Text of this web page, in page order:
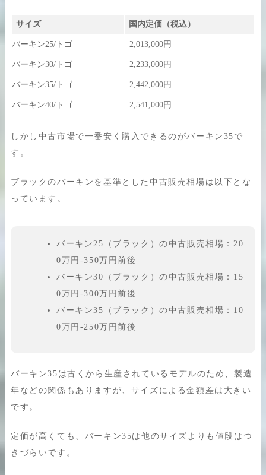
サイズ 国内定価（税込）
バーキン25/トゴ 2,013,000円
バーキン30/トゴ 2,233,000円
バーキン35/トゴ 2,442,000円
バーキン40/トゴ 2,541,000円
しかし中古市場で一番安く購入できるのがバーキン35で
す。
ブラックのバーキンを基準とした中古販売相場は以下とな
っています。
バーキン25（ブラック）の中古販売相場：20
0万円-350万円前後
バーキン30（ブラック）の中古販売相場：15
0万円-300万円前後
バーキン35（ブラック）の中古販売相場：10
0万円-250万円前後
バーキン35は古くから生産されているモデルのため、製造
年などの関係もありますが、サイズによる金額差は大きい
です。
定価が高くても、バーキン35は他のサイズよりも値段はつ
きづらいです。